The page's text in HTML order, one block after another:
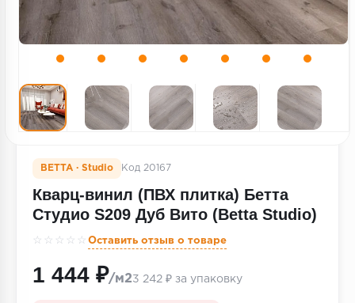
Плинтус
Подложка
Строительные материалы
BETTA · Studio Код 20167
Кварц-винил (ПВХ плитка) Бетта
Студио S209 Дуб Вито (Betta Studio)
☆☆☆☆☆ Оставить отзыв о товаре
1 444 ₽/м23 242 ₽ за упаковку